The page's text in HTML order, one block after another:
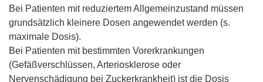
Bei Patienten mit reduziertem Allgemeinzustand müssen
grundsätzlich kleinere Dosen angewendet werden (s.
maximale Dosis).
Bei Patienten mit bestimmten Vorerkrankungen
(Gefäßverschlüssen, Arteriosklerose oder
Nervenschädigung bei Zuckerkrankheit) ist die Dosis